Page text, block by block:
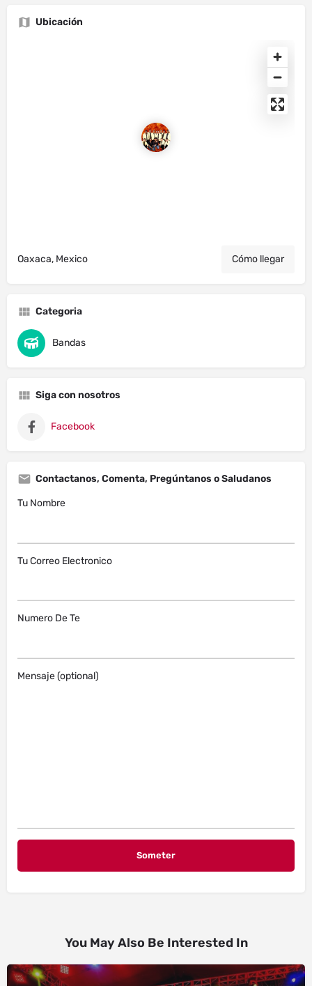
Ubicación
Oaxaca, Mexico Cómo llegar
Categoria
Bandas
Siga con nosotros
Facebook
Contactanos, Comenta, Pregúntanos o Saludanos
Tu Nombre
Tu Correo Electronico
Numero De Te
Mensaje (optional)
You May Also Be Interested In